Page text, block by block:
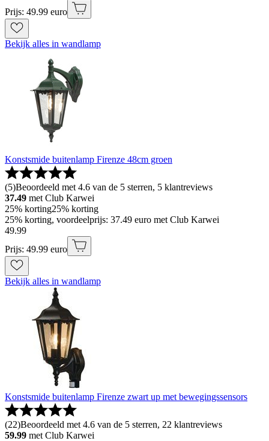
Prijs: 49.99 euro
Bekijk alles in wandlamp
Konstsmide buitenlamp Firenze 48cm groen
(5)Beoordeeld met 4.6 van de 5 sterren, 5 klantreviews
37.49 met Club Karwei
25% korting25% korting
25% korting, voordeelprijs: 37.49 euro met Club Karwei
49.99
Prijs: 49.99 euro
Bekijk alles in wandlamp
Konstsmide buitenlamp Firenze zwart up met bewegingssensors
(22)Beoordeeld met 4.6 van de 5 sterren, 22 klantreviews
59.99 met Club Karwei